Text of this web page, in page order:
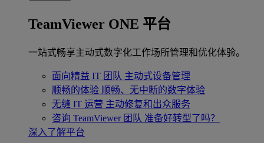
TeamViewer ONE 平台
一站式畅享主动式数字化工作场所管理和优化体验。
面向精益 IT 团队 主动式设备管理
顺畅的体验 顺畅、无中断的数字体验
无缝 IT 运营 主动修复和出众服务
咨询 TeamViewer 团队 准备好转型了吗？
深入了解平台